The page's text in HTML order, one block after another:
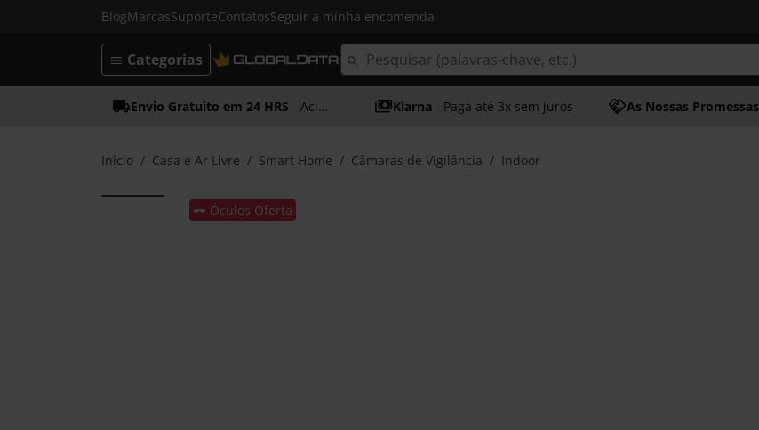
BlogMarcasSuporteContatosSeguir a minha encomenda
Categorias
Envio Gratuito em 24 HRS - Acima dos 50€ Klarna - Paga até 3x sem juros As Nossas Promessas
Início Casa e Ar Livre Smart Home Câmaras de Vigilância Indoor
🕶️ Óculos Oferta